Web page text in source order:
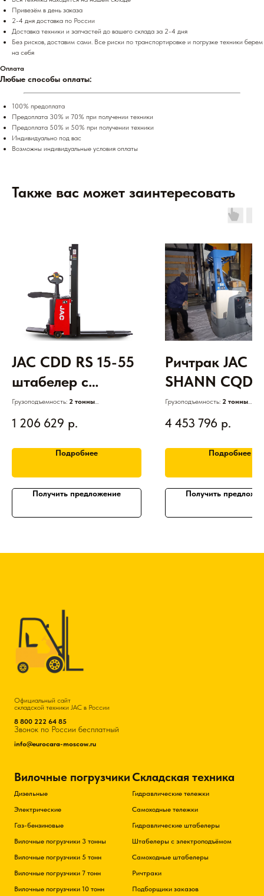
Привезём в день заказа
2-4 дня доставка по России
Доставка техники и запчастей до вашего склада за 2-4 дня
Без рисков, доставим сами. Все риски по транспортировке и погрузке техники берем
на себя
Оплата
Любые способы оплаты:
100% предоплата
Предоплата 30% и 70% при получении техники
Предоплата 50% и 50% при получении техники
Индивидуально под вас
Возможны индивидуальные условия оплаты
Также вас может заинтересовать
JAC CDD RS 15-55
штабелер с
выдвижной
мачтой, триплекс с
Грузоподъемность: 2 тонны
АКБ:Свинцово-кислотная
1 206 629 р.
Подробнее
Получить предложение
Ричтрак JAC
SHANN
Lux СИДЯ
48V/600Ah) -
Грузоподъемность: 2 тонны
АКБ:Литий-ионный
4 453 796 р.
Подробнее
Получить
Официальный сайт
складской техники JAC в России
8 800 222 64 85
Звонок по России бесплатный
info@eurocara-moscow.ru
Вилочные погрузчики
Дизельные
Электрические
Газ-бензиновые
Вилочные погрузчики 3 тонны
Вилочные погрузчики 5 тонн
Вилочные погрузчики 7 тонн
Вилочные погрузчики 10 тонн
Складская техника
Гидравлические тележки
Самоходные тележки
Гидравлические штабелеры
Штабелеры с электроподъёмом
Самоходные штабелеры
Ричтраки
Подборщики заказов